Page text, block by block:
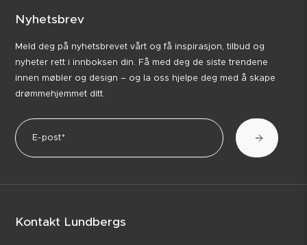
Nyhetsbrev
Meld deg på nyhetsbrevet vårt og få inspirasjon, tilbud og
nyheter rett i innboksen din. Få med deg de siste trendene
innen møbler og design – og la oss hjelpe deg med å skape
drømmehjemmet ditt.
Kontakt Lundbergs